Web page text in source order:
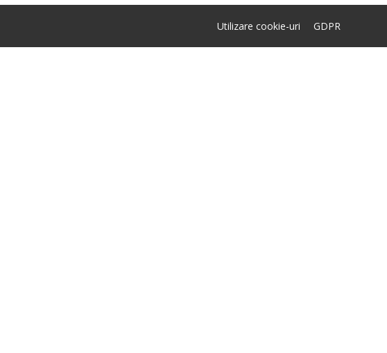
Utilizare cookie-uri GDPR